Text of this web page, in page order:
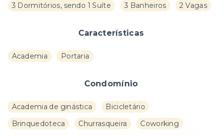
3 Dormitórios, sendo 1 Suíte 3 Banheiros 2 Vagas
Características
Academia Portaria
Condomínio
Academia de ginástica
Bicicletário
Brinquedoteca
Churrasqueira
Coworking